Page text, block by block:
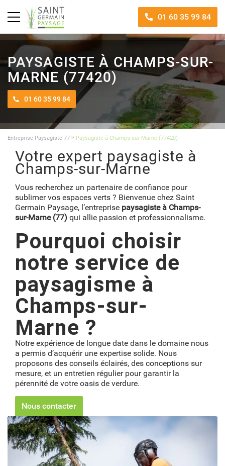
01 60 35 99 84
PAYSAGISTE À CHAMPS-SUR-
MARNE (77420)
01 60 35 99 84
Entreprise Paysagiste 77 > Paysagiste à Champs-sur-Marne (77420)
Votre expert paysagiste à
Champs-sur-Marne
Vous recherchez un partenaire de confiance pour
sublimer vos espaces verts ? Bienvenue chez Saint
Germain Paysage, l’entreprise paysagiste à Champs-
sur-Marne (77) qui allie passion et professionnalisme.
Pourquoi choisir
notre service de
paysagisme à
Champs-sur-
Marne ?
Notre expérience de longue date dans le domaine nous
a permis d’acquérir une expertise solide. Nous
proposons des conseils éclairés, des conceptions sur
mesure, et un entretien régulier pour garantir la
pérennité de votre oasis de verdure.
Nous contacter